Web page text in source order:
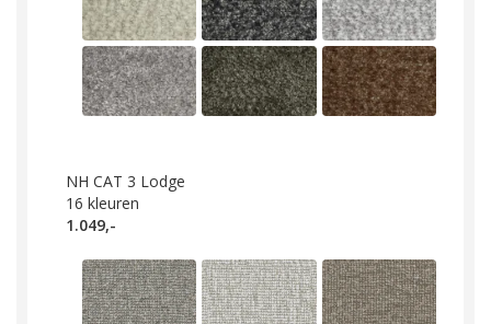
NH CAT 3 Lodge
16 kleuren
1.049,-